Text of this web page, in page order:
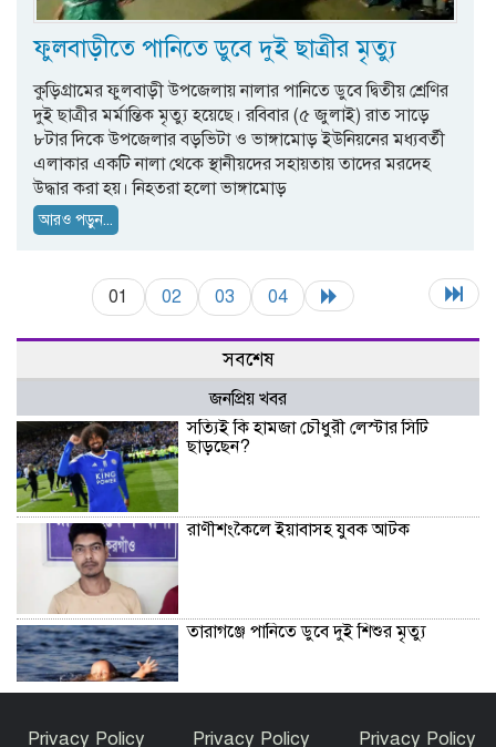
ফুলবাড়ীতে পানিতে ডুবে দুই ছাত্রীর মৃত্যু
কুড়িগ্রামের ফুলবাড়ী উপজেলায় নালার পানিতে ডুবে দ্বিতীয় শ্রেণির
দুই ছাত্রীর মর্মান্তিক মৃত্যু হয়েছে। রবিবার (৫ জুলাই) রাত সাড়ে
৮টার দিকে উপজেলার বড়ভিটা ও ভাঙ্গামোড় ইউনিয়নের মধ্যবর্তী
এলাকার একটি নালা থেকে স্থানীয়দের সহায়তায় তাদের মরদেহ
উদ্ধার করা হয়। নিহতরা হলো ভাঙ্গামোড়
আরও পড়ুন...
01 02 03 04
সবশেষ
জনপ্রিয় খবর
সত্যিই কি হামজা চৌধুরী লেস্টার সিটি
ছাড়ছেন?
রাণীশংকৈলে ইয়াবাসহ যুবক আটক
তারাগঞ্জে পানিতে ডুবে দুই শিশুর মৃত্যু
ইসলামী আন্দোলন বাংলাদেশ রংপুর জেলা
Privacy Policy Privacy Policy Privacy Policy